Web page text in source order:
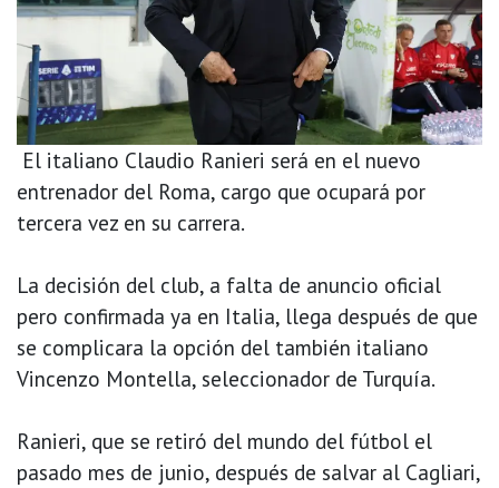
El italiano Claudio Ranieri será en el nuevo
entrenador del Roma, cargo que ocupará por
tercera vez en su carrera.
La decisión del club, a falta de anuncio oficial
pero confirmada ya en Italia, llega después de que
se complicara la opción del también italiano
Vincenzo Montella, seleccionador de Turquía.
Ranieri, que se retiró del mundo del fútbol el
pasado mes de junio, después de salvar al Cagliari,